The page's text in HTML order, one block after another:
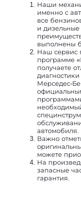
Наши
именно с
все
и
выполнены
Наш сервис
программе
получаете
Мерседес-
автомобиля.
Важно
можете
На
запасные
гарантия.